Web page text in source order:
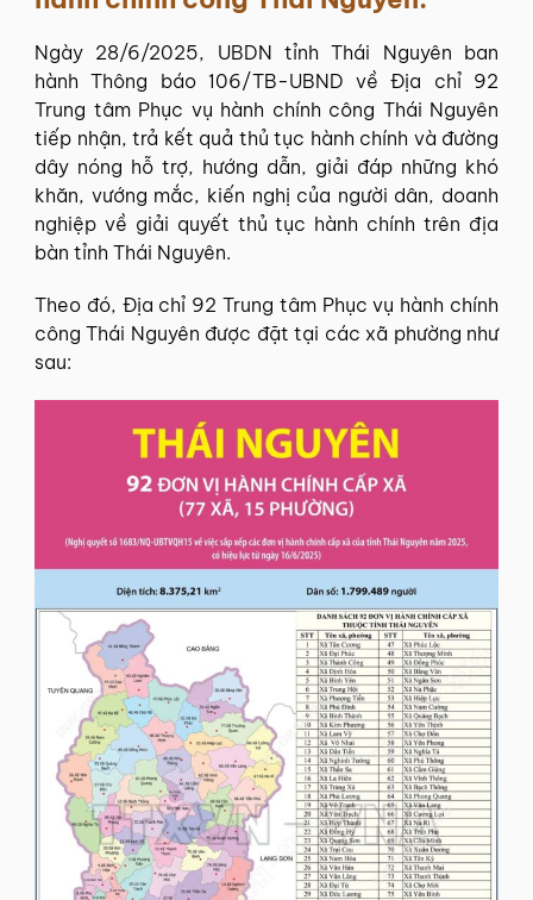
Ngày 28/6/2025, UBDN tỉnh Thái Nguyên ban
hành Thông báo 106/TB-UBND về Địa chỉ 92
Trung tâm Phục vụ hành chính công Thái Nguyên
tiếp nhận, trả kết quả thủ tục hành chính và đường
dây nóng hỗ trợ, hướng dẫn, giải đáp những khó
khăn, vướng mắc, kiến nghị của người dân, doanh
nghiệp về giải quyết thủ tục hành chính trên địa
bàn tỉnh Thái Nguyên.
Theo đó, Địa chỉ 92 Trung tâm Phục vụ hành chính
công Thái Nguyên được đặt tại các xã phường như
sau: